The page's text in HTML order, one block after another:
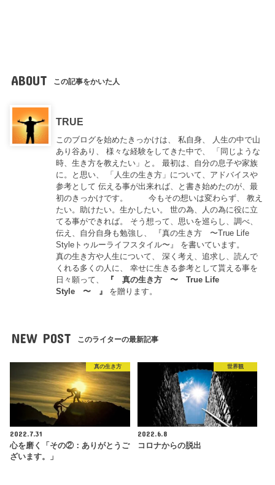
ABOUT この記事をかいた人
TRUE
このブログを始めたきっかけは、 私自身、 人生の中で山
あり谷あり、 様々な経験をしてきた中で、 「同じような
時、生き方を教えたい」と。 最初は、自分の息子や家族
に。と思い、 「人生の生き方」について、アドバイスや
参考として 伝える事が出来れば、と書き始めたのが、最
初のきっかけです。 今もその想いは変わらず、 教え
たい。助けたい。生かしたい。 世の為、人の為に役に立
てる事ができれば。 そう想って、思いを巡らし、調べ、
伝え、自分自身も勉強し、 『真の生き方 〜True Life
Styleトゥルーライフスタイル〜』 を書いています。
真の生き方や人生について、 深く考え、追求し、読んで
くれる多くの人に、 幸せに生きる参考として貰える事を
日々願って、
『真の生き方 〜 True Life
Style 〜 』 を贈ります。
NEW POST このライターの最新記事
真の生き方
2022.7.31
心を磨く「その②：ありがとうご
ざいます。」
世界観
2022.6.8
コロナからの脱出